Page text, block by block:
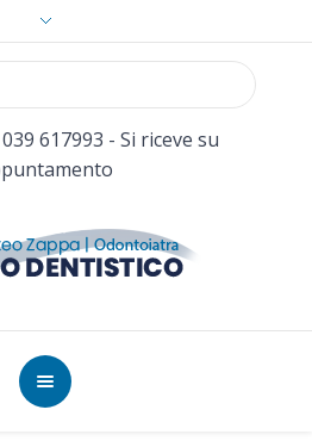
617993 - Si riceve su